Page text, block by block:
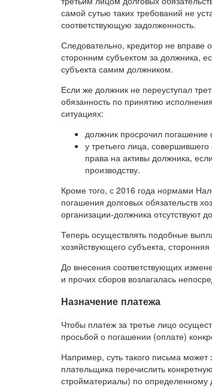
самой сутью таких требований не
соответствующую задолженность.
Следовательно, кредитор не вправе
сторонним субъектом за должника,
субъекта самим должником.
Если же должник не переуступал
обязанность по принятию
ситуациях:
должник просрочил погашение
у третьего лица,
права на активы должника,
производству.
Кроме того, с 2016 года нормами
погашения долговых обязательств
организации-должника отсутствуют
Теперь осуществлять подобные
хозяйствующего субъекта,
До внесения соответствующих
и прочих сборов возлагалась
Назначение платежа
Чтобы платеж за третье лицо
просьбой о погашении (оплате)
Например, суть такого письма
плательщика перечислить
стройматериалы) по определенному